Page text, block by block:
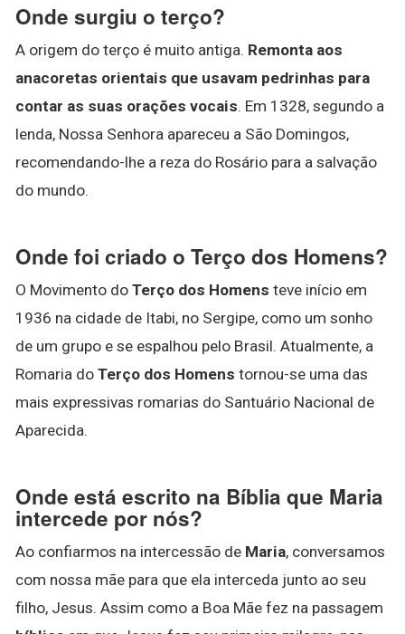
Onde surgiu o terço?
A origem do terço é muito antiga. Remonta aos
anacoretas orientais que usavam pedrinhas para
contar as suas orações vocais. Em 1328, segundo a
lenda, Nossa Senhora apareceu a São Domingos,
recomendando-lhe a reza do Rosário para a salvação
do mundo.
Onde foi criado o Terço dos Homens?
O Movimento do Terço dos Homens teve início em
1936 na cidade de Itabi, no Sergipe, como um sonho
de um grupo e se espalhou pelo Brasil. Atualmente, a
Romaria do Terço dos Homens tornou-se uma das
mais expressivas romarias do Santuário Nacional de
Aparecida.
Onde está escrito na Bíblia que Maria
intercede por nós?
Ao confiarmos na intercessão de Maria, conversamos
com nossa mãe para que ela interceda junto ao seu
filho, Jesus. Assim como a Boa Mãe fez na passagem